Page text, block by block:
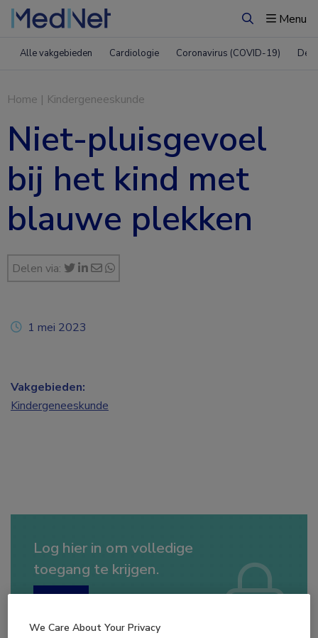
ZoekenMenu
Alle vakgebieden Cardiologie Coronavirus (COVID-19)
Home | Kindergeneeskunde
Niet-pluisgevoel
bij het kind met
blauwe plekken
Delen via:
Log hier in om volledige
toegang te krijgen.
1 mei 2023
Vakgebieden:
Kindergeneeskunde
We Care About Your Privacy